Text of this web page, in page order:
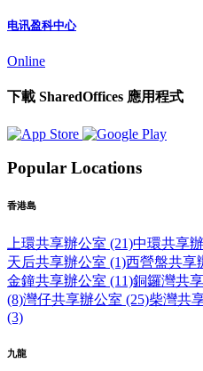
电讯盈科中心
Online
下載 SharedOffices 應用程式
Popular Locations
香港島
上環共享辦公室 (21)中環共享
天后共享辦公室 (1)西營盤共享
金鐘共享辦公室 (11)銅鑼灣共
(8)灣仔共享辦公室 (25)柴灣共
(3)
九龍